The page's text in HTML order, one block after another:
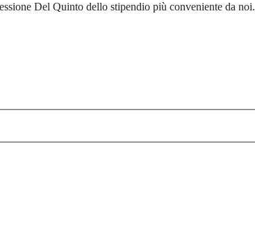
Del Quinto dello stipendio più conveniente da noi.